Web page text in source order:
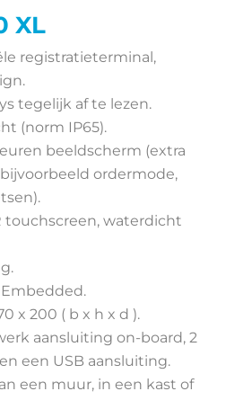
XL
registratieterminal,
tegelijk af te lezen.
(norm IP65).
beeldscherm (extra
ordermode,
touchscreen, waterdicht
x 200 ( b x h x d ).
aansluiting on-board, 2
een USB aansluiting.
een muur, in een kast of